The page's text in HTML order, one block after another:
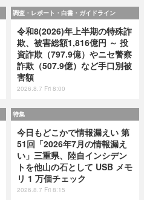
調査・レポート・白書・ガイドライン
令和8(2026)年上半期の特殊詐
欺、被害総額1,816億円 ～ 投
資詐欺（797.9億）やニセ警察
詐欺（507.9億）など手口別被
害額
2026.8.7 Fri 8:00
特集
今日もどこかで情報漏えい 第
51回「2026年7月の情報漏え
い」三重県、陸自インシデン
トを他山の石として USB メモ
リ 1 万個チェック
2026.8.7 Fri 8:15